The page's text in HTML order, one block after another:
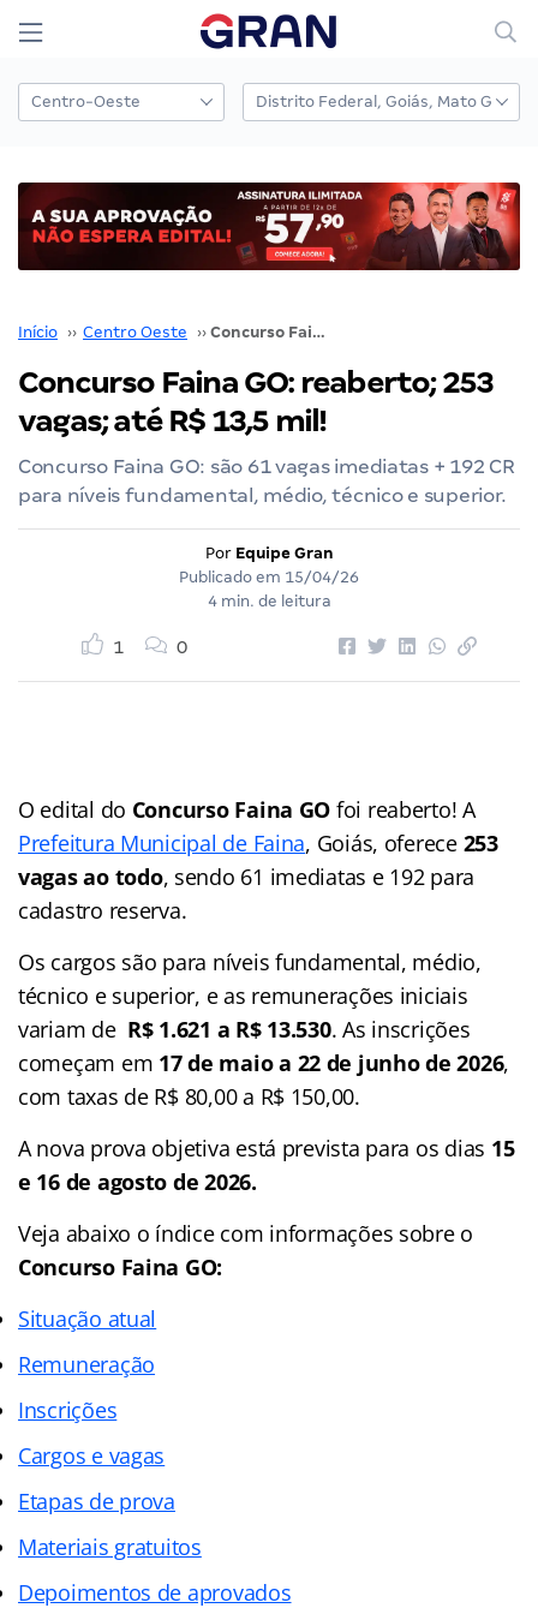
Início ›› Centro Oeste ›› Concurso Faina GO: reaberto; 253 vagas; até R$ 13,5 mil!
Concurso Faina GO: reaberto; 253
vagas; até R$ 13,5 mil!
Concurso Faina GO: são 61 vagas imediatas + 192 CR
para níveis fundamental, médio, técnico e superior.
Por Equipe Gran
Publicado em 15/04/26
4 min. de leitura
1 0
O edital do Concurso Faina GO foi reaberto! A
Prefeitura Municipal de Faina, Goiás, oferece 253
vagas ao todo, sendo 61 imediatas e 192 para
cadastro reserva.
Os cargos são para níveis fundamental, médio,
técnico e superior, e as remunerações iniciais
variam de R$ 1.621 a R$ 13.530. As inscrições
começam em 17 de maio a 22 de junho de 2026,
com taxas de R$ 80,00 a R$ 150,00.
A nova prova objetiva está prevista para os dias 15
e 16 de agosto de 2026.
Veja abaixo o índicecom informações sobre o
Concurso Faina GO:
Situação atual
Remuneração
Inscrições
Cargos e vagas
Etapas de prova
Materiais gratuitos
Depoimentos de aprovados